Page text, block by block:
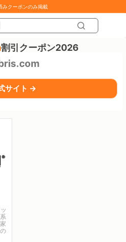
みクーポンのみ掲載
割引クーポン2026
サイト →